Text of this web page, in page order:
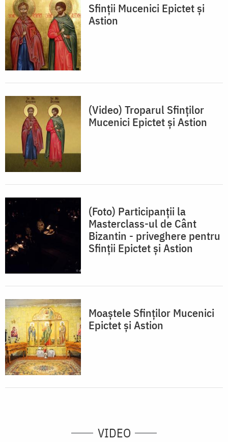
Sfinții Mucenici Epictet și
Astion
(Video) Troparul Sfinților
Mucenici Epictet și Astion
(Foto) Participanții la
Masterclass-ul de Cânt
Bizantin - priveghere pentru
Sfinții Epictet și Astion
Moaştele Sfinţilor Mucenici
Epictet şi Astion
VIDEO